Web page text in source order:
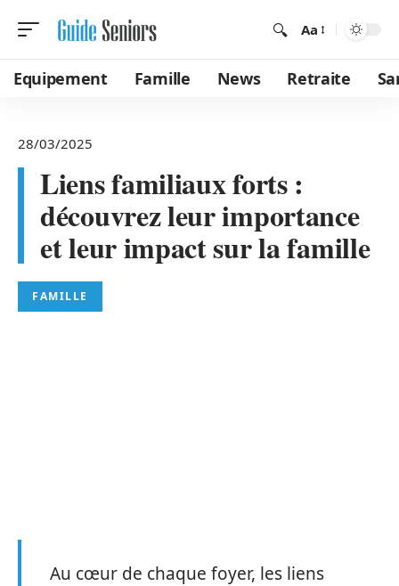
Aa
Equipement Famille News Retraite
28/03/2025
Liens familiaux forts :
découvrez leur importance
et leur impact sur la famille
FAMILLE
Au cœur de chaque foyer, les liens